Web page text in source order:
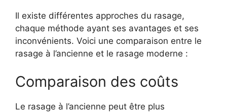
Il existe différentes approches du rasage,
chaque méthode ayant ses avantages et ses
inconvénients. Voici une comparaison entre le
rasage à l’ancienne et le rasage moderne :
Comparaison des coûts
Le rasage à l’ancienne peut être plus